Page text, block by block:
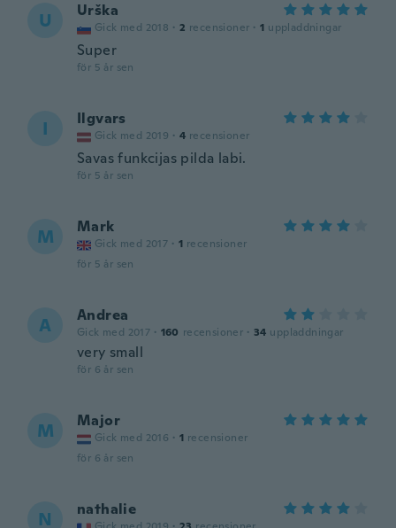
U Urška
Gick med 2018 · 2 recensioner · 1 uppladdningar
Super
för 5 år sen
I Ilgvars
Gick med 2019 · 4 recensioner
Savas funkcijas pilda labi.
för 5 år sen
M Mark
Gick med 2017 · 1 recensioner
för 5 år sen
A Andrea
Gick med 2017 · 160 recensioner · 34 uppladdningar
very small
för 6 år sen
M Major
Gick med 2016 · 1 recensioner
för 6 år sen
N nathalie